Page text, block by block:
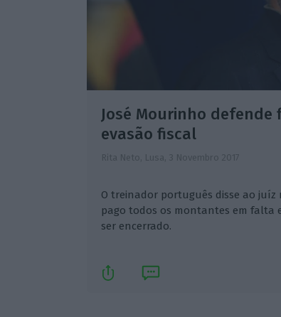
José Mourinho defende
evasão fiscal
Rita Neto, Lusa, 3 Novembro 2017
O treinador português disse ao
pago todos os montantes em falta
ser encerrado.